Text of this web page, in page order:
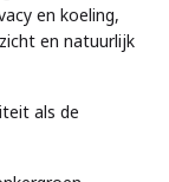
en koeling,
en natuurlijk
als de